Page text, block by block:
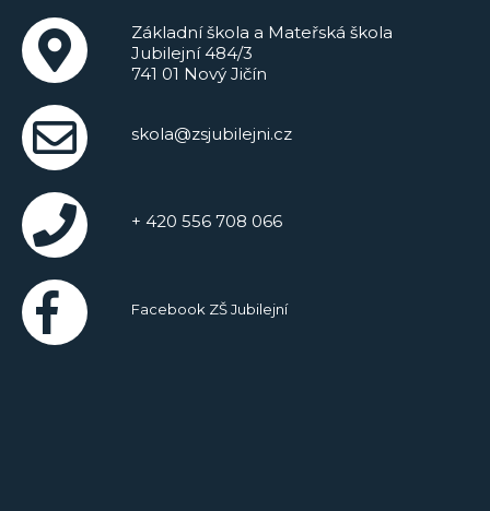
Základní škola a Mateřská škola
Jubilejní 484/3
741 01 Nový Jičín
skola@zsjubilejni.cz
+ 420 556 708 066
Facebook ZŠ Jubilejní